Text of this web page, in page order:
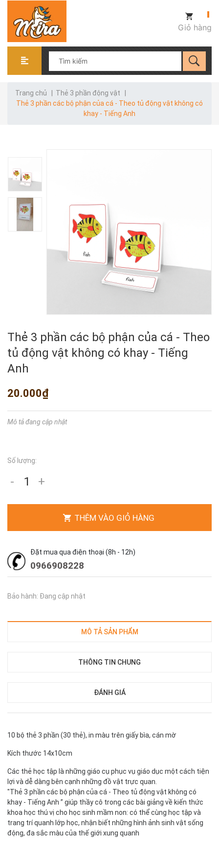
Giỏ hàng
Trang chủ Thẻ 3 phần động vật
Thẻ 3 phần các bộ phận của cá - Theo tủ động vật không có
khay - Tiếng Anh
Thẻ 3 phần các bộ phận của cá - Theo
tủ động vật không có khay - Tiếng
Anh
20.000₫
Mô tả đang cập nhật
Số lượng:
- +
THÊM VÀO GIỎ HÀNG
Đặt mua qua điện thoại (8h - 12h)
0966908228
Bảo hành: Đang cập nhật
MÔ TẢ SẢN PHẨM
THÔNG TIN CHUNG
ĐÁNH GIÁ
10 bộ thẻ 3 phần (30 thẻ), in màu trên giấy bìa, cán mờ
Kích thước 14x10cm
Các thẻ học tập là những giáo cụ phục vụ giáo dục một cách tiện
lợi và dễ dàng bên cạnh những đồ vật trực quan.
"Thẻ 3 phần các bộ phận của cá - Theo tủ động vật không có
khay - Tiếng Anh ” giúp thầy cô trong các bài giảng về kiến thức
khoa học thú vị cho học sinh mầm non: có thể cùng học tập và
trang trí quanh lớp học, nhận biết những hình ảnh sinh vật sống
động, đa sắc màu của thế giới xung quanh